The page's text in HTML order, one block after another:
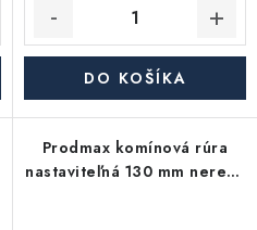
DO KOŠÍKA
Prodmax komínová rúra
nastaviteľná 130 mm nerez -